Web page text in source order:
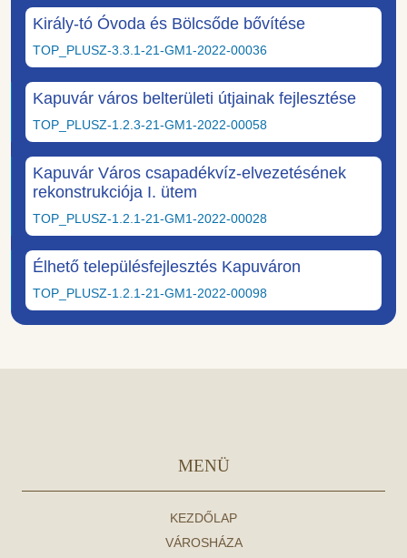
Király-tó Óvoda és Bölcsőde bővítése
TOP_PLUSZ-3.3.1-21-GM1-2022-00036
Kapuvár város belterületi útjainak fejlesztése
TOP_PLUSZ-1.2.3-21-GM1-2022-00058
Kapuvár Város csapadékvíz-elvezetésének
rekonstrukciója I. ütem
TOP_PLUSZ-1.2.1-21-GM1-2022-00028
Élhető településfejlesztés Kapuváron
TOP_PLUSZ-1.2.1-21-GM1-2022-00098
MENÜ
KEZDŐLAP
VÁROSHÁZA